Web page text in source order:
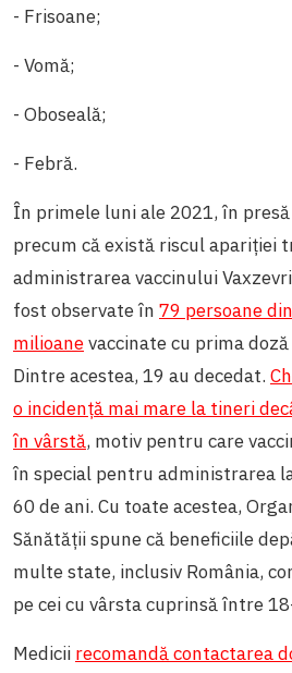
- Frisoane;
- Vomă;
- Oboseală;
- Febră.
În primele luni ale 2021, în
precum că există riscul apariției
administrarea vaccinului
fost observate în 79 persoane
milioanevaccinate cu prima
Dintre acestea, 19 au decedat.
o incidență mai mare la tineri
în vârstă, motiv pentru care
în special pentru administrarea
60 de ani. Cu toate acestea,
Sănătății spune că beneficiile
multe state, inclusiv România,
pe cei cu vârsta cuprinsă între
Medicii recomandă contactarea